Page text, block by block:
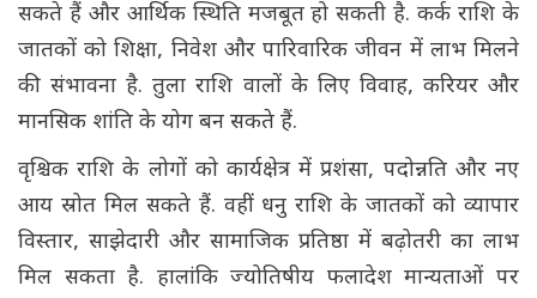
सकते हैं और आर्थिक स्थिति मजबूत हो सकती है. कर्क राशि के
जातकों को शिक्षा, निवेश और पारिवारिक जीवन में लाभ मिलने
की संभावना है. तुला राशि वालों के लिए विवाह, करियर और
मानसिक शांति के योग बन सकते हैं.
वृश्चिक राशि के लोगों को कार्यक्षेत्र में प्रशंसा, पदोन्नति और नए
आय स्रोत मिल सकते हैं. वहीं धनु राशि के जातकों को व्यापार
विस्तार, साझेदारी और सामाजिक प्रतिष्ठा में बढ़ोतरी का लाभ
मिल सकता है. हालांकि ज्योतिषीय फलादेश मान्यताओं पर